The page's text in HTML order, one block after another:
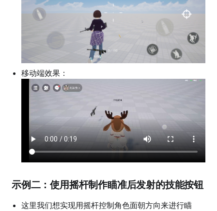
移动端效果：
示例二：使用摇杆制作瞄准后发射的技能按钮
这里我们想实现用摇杆控制角色面朝方向来进行瞄